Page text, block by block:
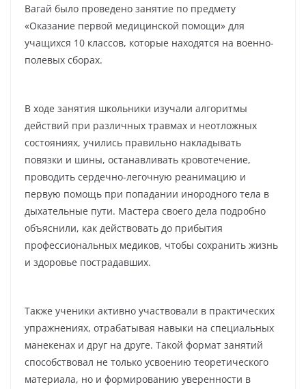
Вагай было проведено занятие по предмету
«Оказание первой медицинской помощи» для
учащихся 10 классов, которые находятся на военно-
полевых сборах.
В ходе занятия школьники изучали алгоритмы
действий при различных травмах и неотложных
состояниях, учились правильно накладывать
повязки и шины, останавливать кровотечение,
проводить сердечно-легочную реанимацию и
первую помощь при попадании инородного тела в
дыхательные пути. Мастера своего дела подробно
объяснили, как действовать до прибытия
профессиональных медиков, чтобы сохранить жизнь
и здоровье пострадавших.
Также ученики активно участвовали в практических
упражнениях, отрабатывая навыки на специальных
манекенах и друг на друге. Такой формат занятий
способствовал не только усвоению теоретического
материала, но и формированию уверенности в